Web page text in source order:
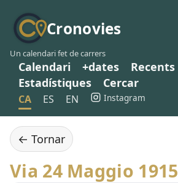
Cronovies
Un calendari fet de carrers
Calendari +dates Recents
Estadístiques
Cercar
CA ES EN Instagram
← Tornar
Via 24 Maggio 1915